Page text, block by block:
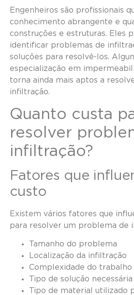
Engenheiros são profissionais
conhecimento abrangente e
construções e estruturas. Eles
identificar problemas de
soluções para resolvê-los.
especialização em
torna ainda mais aptos a
infiltração.
Quanto custa
resolver
infiltração?
Fatores que
custo
Existem vários fatores que
para resolver um problema de
Tamanho do problema
Localização da infiltração
Complexidade do trabalho
Tipo de solução necessária
Tipo de material utilizado